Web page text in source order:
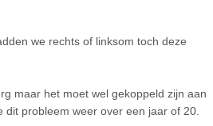
we rechts of linksom toch deze
maar het moet wel gekoppeld zijn aan
dit probleem weer over een jaar of 20.